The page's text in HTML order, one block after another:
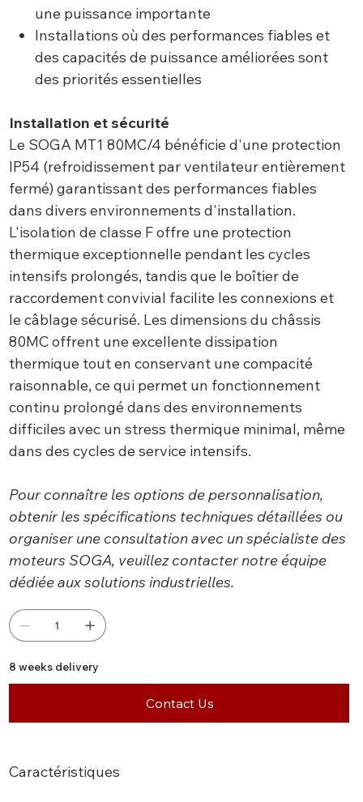
une puissance importante
Installations où des performances fiables et
des capacités de puissance améliorées sont
des priorités essentielles
Installation et sécurité
Le SOGA MT1 80MC/4 bénéficie d'une protection
IP54 (refroidissement par ventilateur entièrement
fermé) garantissant des performances fiables
dans divers environnements d'installation.
L'isolation de classe F offre une protection
thermique exceptionnelle pendant les cycles
intensifs prolongés, tandis que le boîtier de
raccordement convivial facilite les connexions et
le câblage sécurisé. Les dimensions du châssis
80MC offrent une excellente dissipation
thermique tout en conservant une compacité
raisonnable, ce qui permet un fonctionnement
continu prolongé dans des environnements
difficiles avec un stress thermique minimal, même
dans des cycles de service intensifs.
Pour connaître les options de personnalisation,
obtenir les spécifications techniques détaillées ou
organiser une consultation avec un spécialiste des
moteurs SOGA, veuillez contacter notre équipe
dédiée aux solutions industrielles.
8 weeks delivery
Contact Us
Caractéristiques